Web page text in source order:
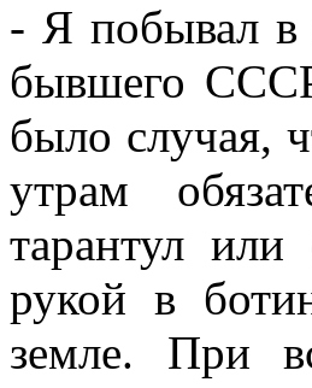
- Я побывал в
бывшего
было случая,
утрам
тарантул
рукой в
земле. При